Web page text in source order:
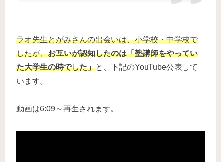
ラオ先生とがみさんの出会いは、小学校・中学校で
したが、お互いが認知したのは「塾講師をやってい
た大学生の時でした」と、下記のYouTube公表して
います。
動画は6:09～再生されます。